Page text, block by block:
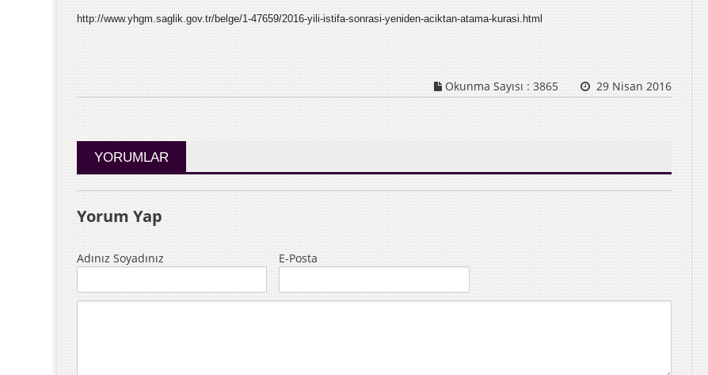
http://www.yhgm.saglik.gov.tr/belge/1-47659/2016-yili-istifa-sonrasi-yeniden-aciktan-atama-kurasi.html
Okunma Sayısı : 3865 29 Nisan 2016
YORUMLAR
Yorum Yap
Adınız Soyadınız E-Posta